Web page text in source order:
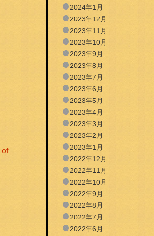
of
2024年1月
2023年12月
2023年11月
2023年10月
2023年9月
2023年8月
2023年7月
2023年6月
2023年5月
2023年4月
2023年3月
2023年2月
2023年1月
2022年12月
2022年11月
2022年10月
2022年9月
2022年8月
2022年7月
2022年6月